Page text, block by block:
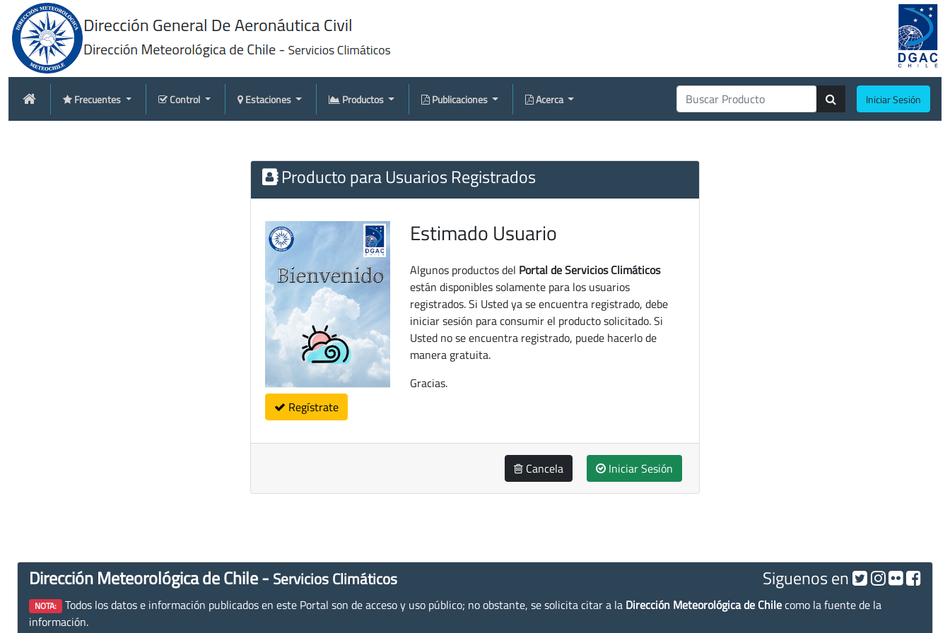
Frecuentes Control Estaciones Productos Publicaciones Acerca Iniciar Sesión
Producto para Usuarios Registrados
Regístrate
Estimado Usuario
Algunos productos del Portal de Servicios Climáticos
están disponibles solamente para los usuarios
registrados. Si Usted ya se encuentra registrado, debe
iniciar sesión para consumir el producto solicitado. Si
Usted no se encuentra registrado, puede hacerlo de
manera gratuita.
Gracias.
Cancela Iniciar Sesión
Dirección Meteorológica de Chile - Servicios Climáticos Siguenos en
NOTA: Todos los datos e información publicados en este Portal son de acceso y uso público; no obstante, se solicita citar a la Dirección Meteorológica de Chilecomo la fuente de la
información.